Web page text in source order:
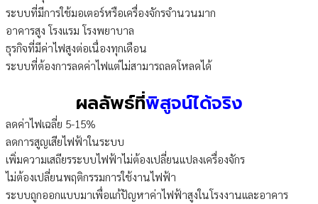
ระบบที่มีการใช้มอเตอร์หรือเครื่องจักรจำนวนมาก
อาคารสูง โรงแรม โรงพยาบาล
ธุรกิจที่มีค่าไฟสูงต่อเนื่องทุกเดือน
ระบบที่ต้องการลดค่าไฟแต่ไม่สามารถลดโหลดได้
ผลลัพธ์ที่พิสูจน์ได้จริง
ลดค่าไฟเฉลี่ย 5-15%
ลดการสูญเสียไฟฟ้าในระบบ
เพิ่มความเสถียรระบบไฟฟ้าไม่ต้องเปลี่ยนแปลงเครื่องจักร
ไม่ต้องเปลี่ยนพฤติกรรมการใช้งานไฟฟ้า
ระบบถูกออกแบบมาเพื่อแก้ปัญหาค่าไฟฟ้าสูงในโรงงานและอาคาร